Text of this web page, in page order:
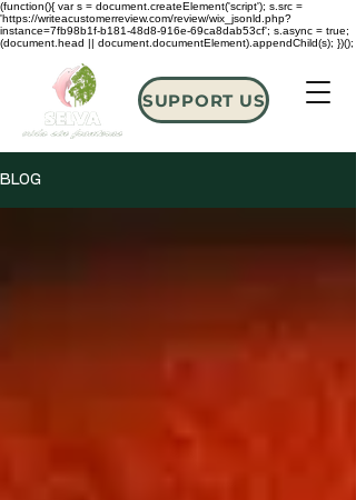
(function(){ var s = document.createElement('script'); s.src =
'https://writeacustomerreview.com/review/wix_jsonld.php?
instance=7fb98b1f-b181-48d8-916e-69ca8dab53cf'; s.async = true;
(document.head || document.documentElement).appendChild(s); })();
SUPPORT US
BLOG